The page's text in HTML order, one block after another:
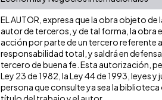
EL AUTOR, expresa que la obra objeto
autor de terceros, y de tal forma, la obra
acción por parte de un tercero referente
responsabilidad total, y saldrá en
tercero de buena fe. Esta autorización,
Ley 23 de 1982, la Ley 44 de 1993, leyes
persona que consulte ya sea la